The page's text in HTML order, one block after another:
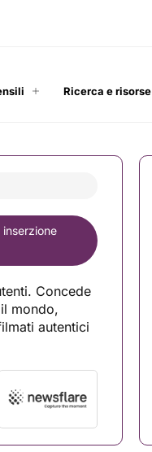
Ricerca e risorse
Concede
mondo,
autentici